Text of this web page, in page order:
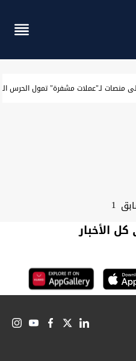
منصات لـ"عملات مشفرة" تمول الحرس
1
الأخبار